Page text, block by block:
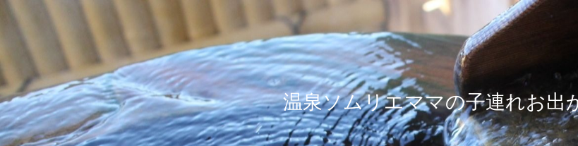
温泉ソムリエママの子連れお出